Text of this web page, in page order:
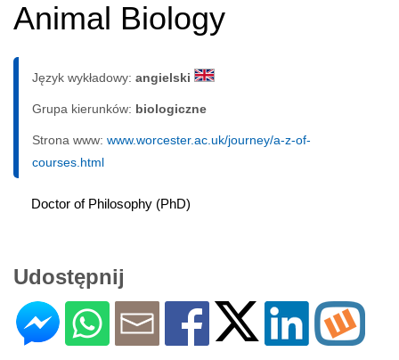
Animal Biology
Język wykładowy: angielski
Grupa kierunków: biologiczne
Strona www: www.worcester.ac.uk/journey/a-z-of-
courses.html
Doctor of Philosophy (PhD)
Udostępnij